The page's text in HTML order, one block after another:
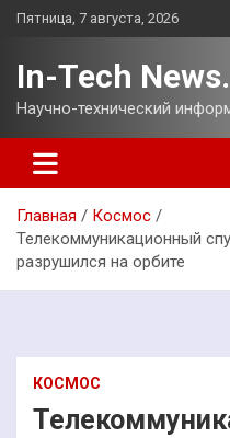
Перейти
Пятница, 7 августа, 2026
In-Tech News.
Научно-технический
Главная
Космос
Телекоммуникационный
разрушился на орбите
КОСМОС